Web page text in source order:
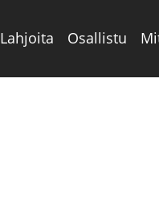
Lahjoita Osallistu